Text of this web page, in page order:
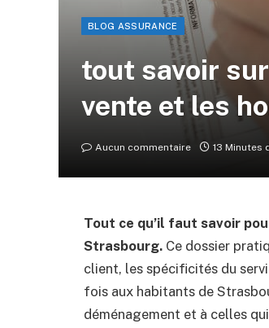
BLOG ASSURANCE
tout savoir
vente et les
Aucun commentaire 13 Minutes
Tout ce qu’il faut savoir
Strasbourg. Ce dossier
client, les spécificités du
fois aux habitants de
déménagement et à celles